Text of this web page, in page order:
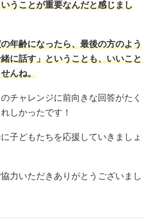
うことが重要なんだと感じまし
年齢になったら、最後の方のよう
に話す」ということも、いいこと
んね。
チャレンジに前向きな回答がたく
しかったです！
子どもたちを応援していきましょ
力いただきありがとうございまし